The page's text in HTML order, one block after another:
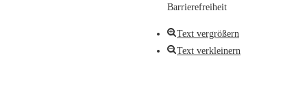
Barrierefreiheit
Text vergrößern
Text verkleinern